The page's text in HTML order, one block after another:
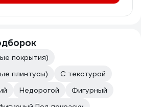
покрытия)
плинтусы)
С текстурой
Недорогой
Фигурный